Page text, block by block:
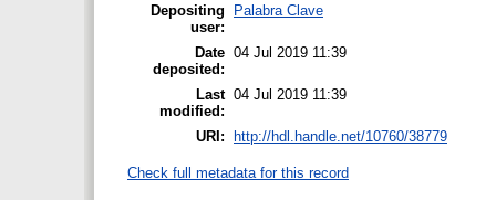
Depositing
user:
Palabra Clave
Date
deposited:
04 Jul 2019 11:39
Last
modified:
04 Jul 2019 11:39
URI: http://hdl.handle.net/10760/38779
Check full metadata for this record